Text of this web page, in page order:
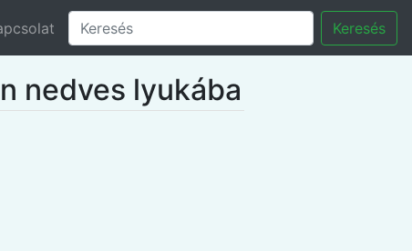
Keresés
nedves lyukába